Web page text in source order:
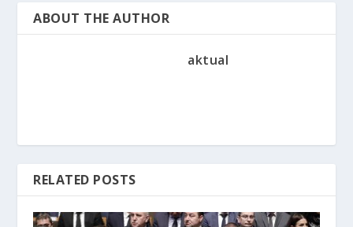
ABOUT THE AUTHOR
aktual
RELATED POSTS